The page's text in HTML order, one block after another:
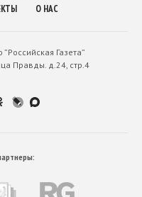
О НАС
Газета”
Правды. д.24, стр.4